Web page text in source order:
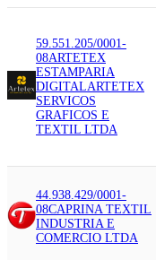
59.551.205/0001-
08ARTETEX
ESTAMPARIA
DIGITALARTETEX
SERVICOS
GRAFICOS E
TEXTIL LTDA
44.938.429/0001-
08CAPRINA TEXTIL
INDUSTRIA E
COMERCIO LTDA